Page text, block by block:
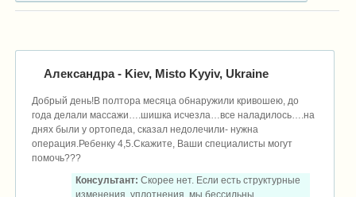
Александра- Kiev, Misto Kyyiv, Ukraine
Добрый день!В полтора месяца обнаружили кривошею, до
года делали массажи….шишка исчезла…все наладилось….на
днях были у ортопеда, сказал недолечили- нужна
операция.Ребенку 4,5.Скажите, Ваши специалисты могут
помочь???
Консультант: Скорее нет. Если есть структурные
изменения, уплотнения, мы бессильны.